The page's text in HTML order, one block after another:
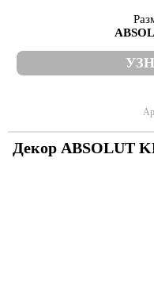
Декор ABSOLUT